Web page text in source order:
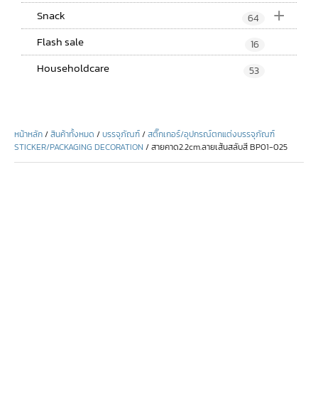
+
Snack 64
Flash sale 16
Householdcare 53
หน้าหลัก/สินค้าทั้งหมด /บรรจุภัณฑ์/สติ๊กเกอร์/อุปกรณ์ตกแต่งบรรจุภัณฑ์
STICKER/PACKAGING DECORATION / สายคาด2.2cm.ลายเส้นสลับสี BP01-025